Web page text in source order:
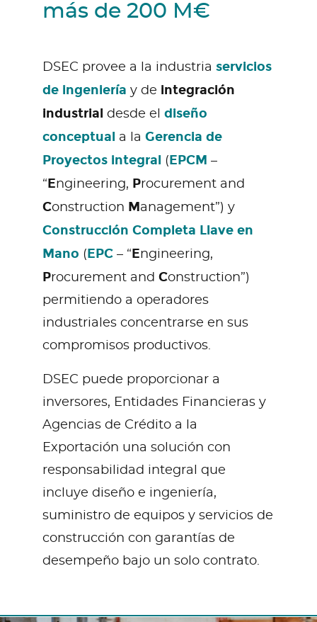
más de 200 M€
DSEC provee a la industria servicios
de ingeniería y de integración
industrial desde el diseño
conceptual a la Gerencia de
Proyectos integral (EPCM –
“Engineering, Procurement and
Construction Management”) y
Construcción Completa Llave en
Mano (EPC – “Engineering,
Procurement and Construction”)
permitiendo a operadores
industriales concentrarse en sus
compromisos productivos.
DSEC puede proporcionar a
inversores, Entidades Financieras y
Agencias de Crédito a la
Exportación una solución con
responsabilidad integral que
incluye diseño e ingeniería,
suministro de equipos y servicios de
construcción con garantías de
desempeño bajo un solo contrato.